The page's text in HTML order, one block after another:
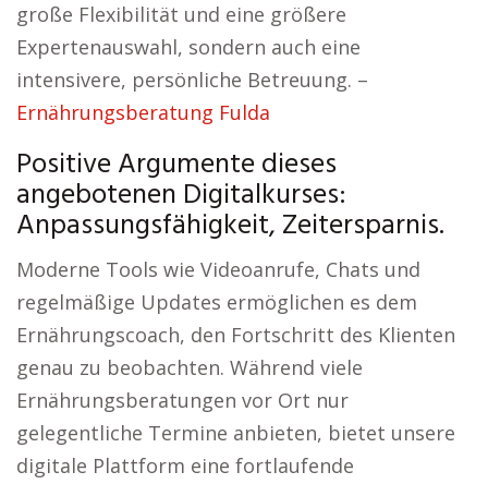
große Flexibilität und eine größere
Expertenauswahl, sondern auch eine
intensivere, persönliche Betreuung. –
Ernährungsberatung Fulda
Positive Argumente dieses
angebotenen Digitalkurses:
Anpassungsfähigkeit, Zeitersparnis.
Moderne Tools wie Videoanrufe, Chats und
regelmäßige Updates ermöglichen es dem
Ernährungscoach, den Fortschritt des Klienten
genau zu beobachten. Während viele
Ernährungsberatungen vor Ort nur
gelegentliche Termine anbieten, bietet unsere
digitale Plattform eine fortlaufende